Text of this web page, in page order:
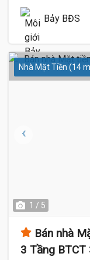
Bảy BĐS
Nhà Mặt Tiền (14
1 / 5
Bán nhà
3 Tầng BTCT